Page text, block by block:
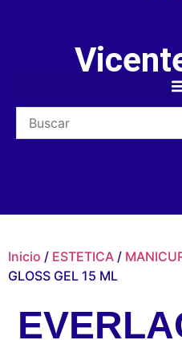
Inicio / ESTETICA /
GLOSS GEL 15 ML